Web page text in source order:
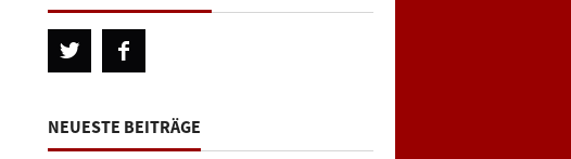
NEUESTE BEITRÄGE